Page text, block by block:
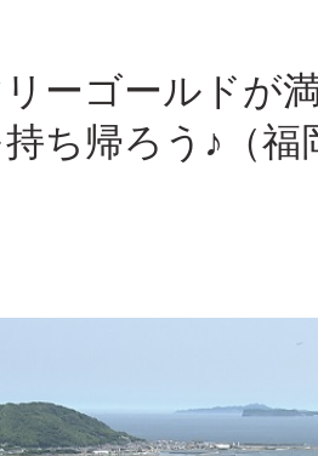
ーゴールドが
ち帰ろう♪（福